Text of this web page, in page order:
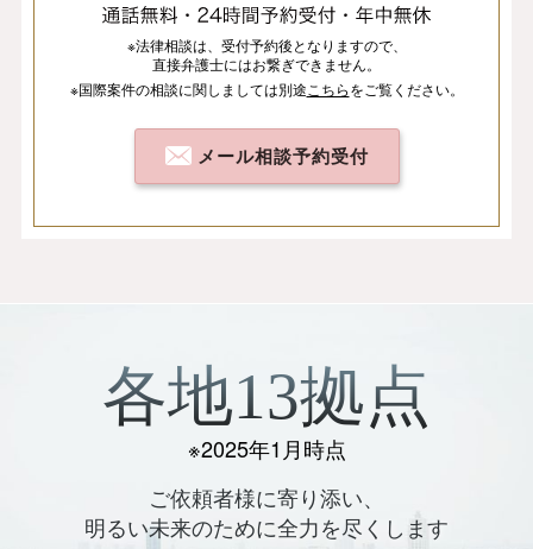
※法律相談は、 受付予約後となりますので、
直接弁護士にはお繋ぎできません。
※国際案件の相談に関しましては別途 こちらをご覧ください。
メール相談予約受付
各地13拠点
※2025年1月時点
ご依頼者様に寄り添い、
明るい未来のために全力を尽くします